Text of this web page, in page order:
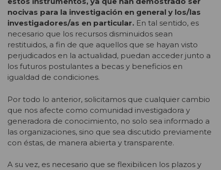
nocivas para la investigación en general y los/las
investigadores/as en particular. En tal sentido, es
necesario que los recursos disminuidos sean
restituidos, a fin de que aquellos que se hayan visto
perjudicados en la actualidad, puedan acceder junto a
los futuros postulantes a becas y beneficios en
igualdad de condiciones.
Por todo lo anterior, solicitamos que cualquier cambio
que nos afecte como comunidad investigadora y
generadora de conocimiento, no solo sea informado a
las organizaciones, sino que sea discutido previamente
con éstas, de manera abierta y transparente.
A su vez, es necesario que se flexibilicen los plazos y